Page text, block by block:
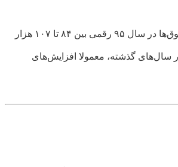
خبرگزاری مهر: با اعلام نرخ تورم بهمن ماه به میزان ۱۱.۸ درصد که ملاک اصلی شورای عالی کار در تعیین میزان افزایش حداقل مزد سال آینده است، رشد پایه حقوق‌ها در سال ۹۵ رقمی بین ۸۴ تا ۱۰۷ هزار
اجرا در سال ۹۵ به تصویب شورای عالی خواهد رسید. در سال‌های گذشته، معمولا افزایش‌های